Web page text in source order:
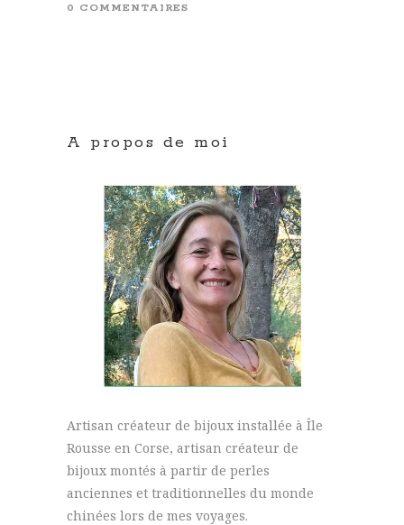
0 COMMENTAIRES
A propos de moi
Artisan créateur de bijoux installée à Île
Rousse en Corse, artisan créateur de
bijoux montés à partir de perles
anciennes et traditionnelles du monde
chinées lors de mes voyages.